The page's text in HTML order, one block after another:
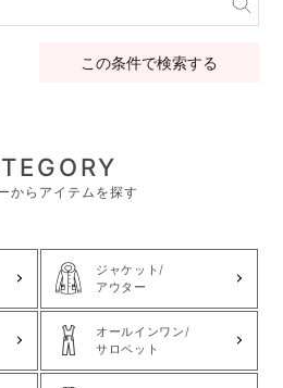
この条件で検索する
からアイテムを探す
ジャケット/
アウター
オールインワン/
サロペット